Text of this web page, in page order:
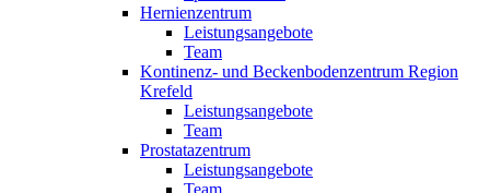
Hernienzentrum
Leistungsangebote
Team
Kontinenz- und Beckenbodenzentrum Region
Krefeld
Leistungsangebote
Team
Prostatazentrum
Leistungsangebote
Team